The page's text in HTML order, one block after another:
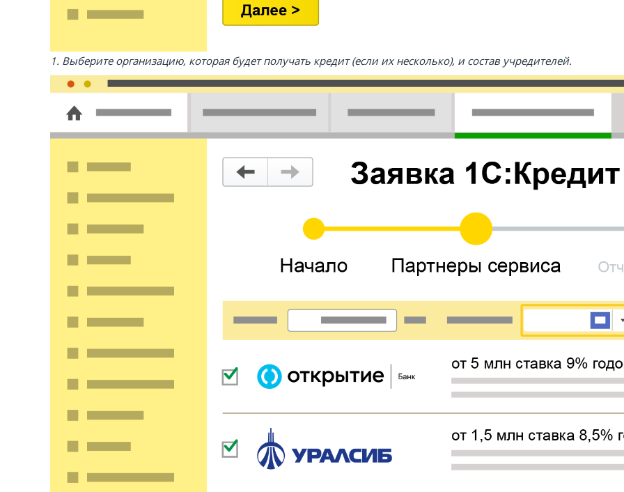
1. Выберите организацию, которая будет получать кредит (если их несколько), и состав учредителей.